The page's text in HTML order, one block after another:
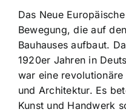
Das Neue
Bewegung, die auf
Bauhauses aufbaut.
1920er Jahren in
war eine
und Architektur. Es
Kunst und Handwerk